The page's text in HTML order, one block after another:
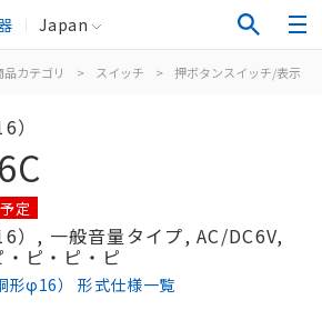
Japan
品カテゴリ > スイッチ > 押ボタンスイッチ/表示灯
）
定
）, 一般音量タイプ, AC/DC6V,
ピ・ピ・ピ
形φ16） 形式仕様一覧